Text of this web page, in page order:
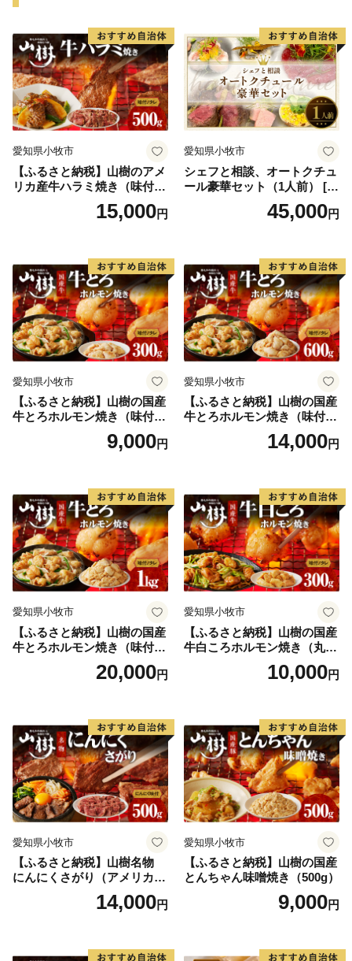
【お問い合わせ】
西都市役所 総合政策課
TEL 0570-03-1104
FAX 0983-43-3654
mail furusato@city.saito.lg.jp
愛知県小牧市
【ふるさと納税】山樹のアメ
リカ産牛ハラミ焼き（味付）
15,000円
愛知県小牧市
シェフと相談、オートクチュ
ール豪華セット（1人前） [04
45,000円
愛知県小牧市
【ふるさと納税】山樹の国産
牛とろホルモン焼き（味付/
9,000円
愛知県小牧市
【ふるさと納税】山樹の国産
牛とろホルモン焼き（味付/
タレ） 600g ホルモン 肉
牛肉 山樹 国産牛 とろホルモ
タレ にんにく バーベキュー
BBQ 炒め物 ホルモン丼 野菜
炒め 焼きうどん 下処理済み
愛知県 小牧市 冷凍 送料無料
14,000円
愛知県小牧市
【ふるさと納税】山樹の国産
牛とろホルモン焼き（味付
20,000円
愛知県小牧市
【ふるさと納税】山樹の国産
牛白ころホルモン焼き（丸
腸）味付 300g 肉 牛肉 山
樹 国産牛 白ころホルモン焼
ベキュー 炒め物 ホルモン丼
野菜炒め 焼きうどん 下処理
済み 愛知県 小牧市 送料無料
10,000円
愛知県小牧市
【ふるさと納税】山樹名物
にんにくさがり（アメリカ産
14,000円
愛知県小牧市
【ふるさと納税】山樹の国産
とんちゃん味噌焼き（500g）
9,000円